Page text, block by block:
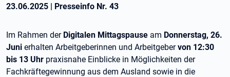
23.06.2025 | Presseinfo Nr. 43
Im Rahmen der Digitalen Mittagspause am Donnerstag, 26.
Juni erhalten Arbeitgeberinnen und Arbeitgebervon 12:30
bis 13 Uhr praxisnahe Einblicke in Möglichkeiten der
Fachkräftegewinnung aus dem Ausland sowie in die